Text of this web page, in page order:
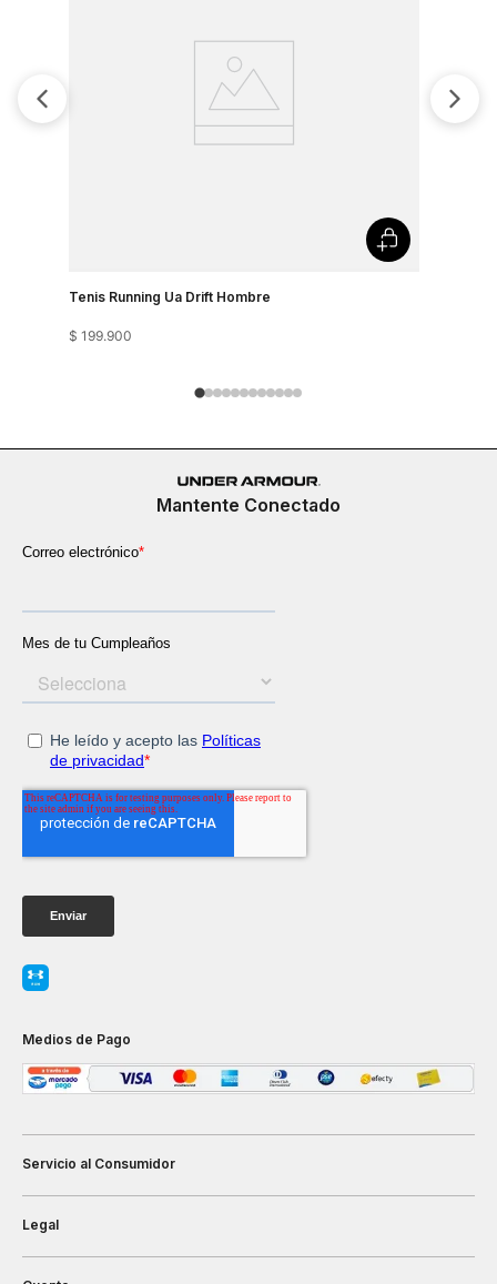
Tenis Running Ua Drift Hombre
$ 199.900
Mantente Conectado
Medios de Pago
Servicio al Consumidor
Legal